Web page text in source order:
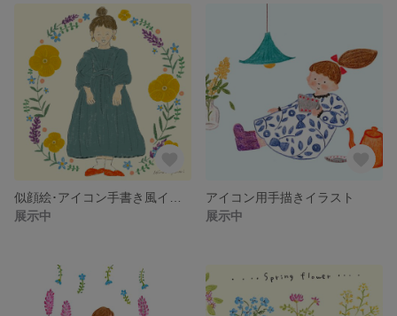
展示中
アイコン用手描きイラスト
展示中